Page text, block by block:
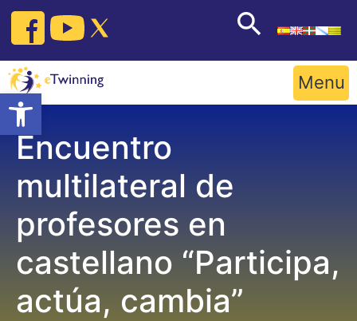
Open toolbar
Skip
content
Menu
Encuentro
multilateral de
profesores en
castellano “Participa,
actúa, cambia”